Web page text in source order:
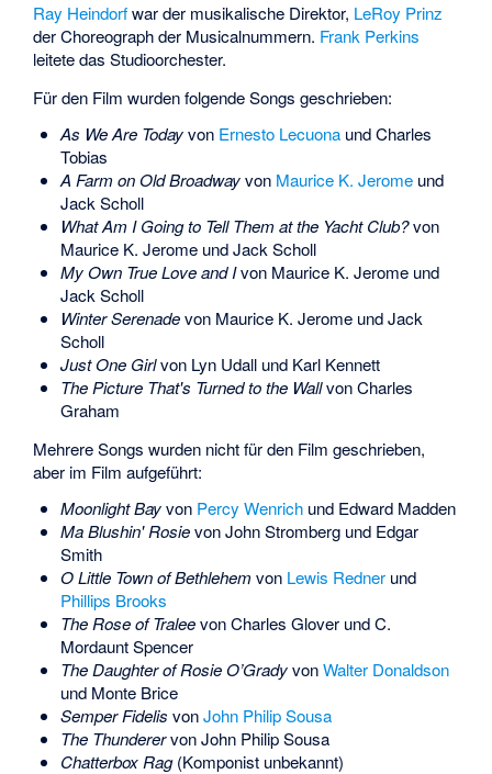
Ray Heindorfwar der musikalische Direktor, LeRoy Prinz
der Choreograph der Musicalnummern. Frank Perkins
leitete das Studioorchester.
Für den Film wurden folgende Songs geschrieben:
As We Are Todayvon Ernesto Lecuonaund Charles
Tobias
A Farm on Old Broadwayvon Maurice K. Jeromeund
Jack Scholl
What Am I Going to Tell Them at the Yacht Club?von
Maurice K. Jerome und Jack Scholl
My Own True Love and Ivon Maurice K. Jerome und
Jack Scholl
Winter Serenadevon Maurice K. Jerome und Jack
Scholl
Just One Girlvon Lyn Udall und Karl Kennett
The Picture That's Turned to the Wallvon Charles
Graham
Mehrere Songs wurden nicht für den Film geschrieben,
aber im Film aufgeführt:
Moonlight Bayvon Percy Wenrichund Edward Madden
Ma Blushin' RosievonJohn Strombergund Edgar
Smith
O Little Town of Bethlehem von Lewis Rednerund
Phillips Brooks
The Rose of Traleevon Charles Glover und C.
Mordaunt Spencer
The Daughter of Rosie O’GradyvonWalter Donaldson
und Monte Brice
Semper Fidelis vonJohn Philip Sousa
The Thunderervon John Philip Sousa
Chatterbox Rag(Komponist unbekannt)